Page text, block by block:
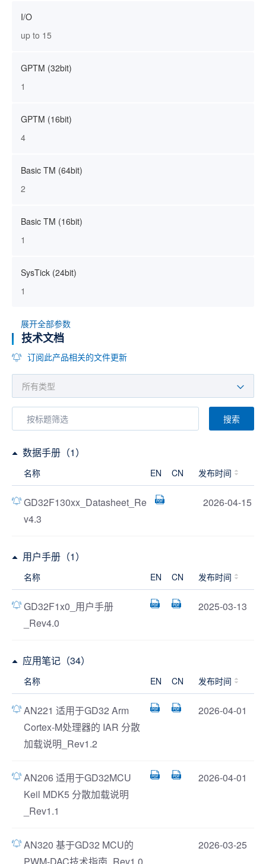
I/O
up to 15
GPTM (32bit)
1
GPTM (16bit)
4
Basic TM (64bit)
2
Basic TM (16bit)
1
SysTick (24bit)
1
展开全部参数
技术文档
订阅此产品相关的文件更新
搜索
数据手册（1）
名称 EN CN 发布时间
GD32F130xx_Datasheet_Re
v4.3
2026-04-15
用户手册（1）
名称 EN CN 发布时间
GD32F1x0_用户手册
_Rev4.0
2025-03-13
应用笔记（34）
名称 EN CN 发布时间
AN221 适用于GD32 Arm
Cortex-M处理器的 IAR 分散
加载说明_Rev1.2
2026-04-01
AN206 适用于GD32MCU
Keil MDK5 分散加载说明
_Rev1.1
2026-04-01
AN320 基于GD32 MCU的
2026-03-25